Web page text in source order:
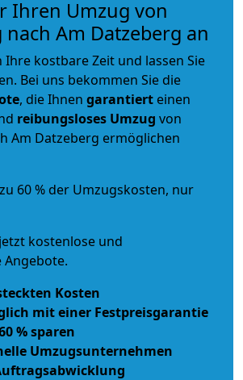
Ihren Umzug von
Am Datzeberg an
Ihre kostbare Zeit und lassen Sie
Bei uns bekommen Sie die
, die Ihnen garantiert einen
reibungsloses Umzug von
Am Datzeberg ermöglichen
60 % der Umzugskosten, nur
kostenlose und
Kosten
mit einer Festpreisgarantie
% sparen
Umzugsunternehmen